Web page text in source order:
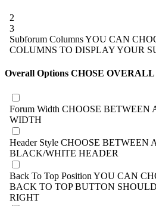
2
3
Subforum ColumnsYOU CAN
COLUMNS TO DISPLAY YOUR
Overall Options CHOSE OVERALL
Forum Width CHOOSE BETWEEN
WIDTH
Header Style CHOOSE BETWEEN
BLACK/WHITE HEADER
Back To Top Position YOU CAN
BACK TO TOP BUTTON
RIGHT